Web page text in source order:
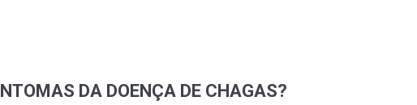
DA DOENÇA DE CHAGAS?